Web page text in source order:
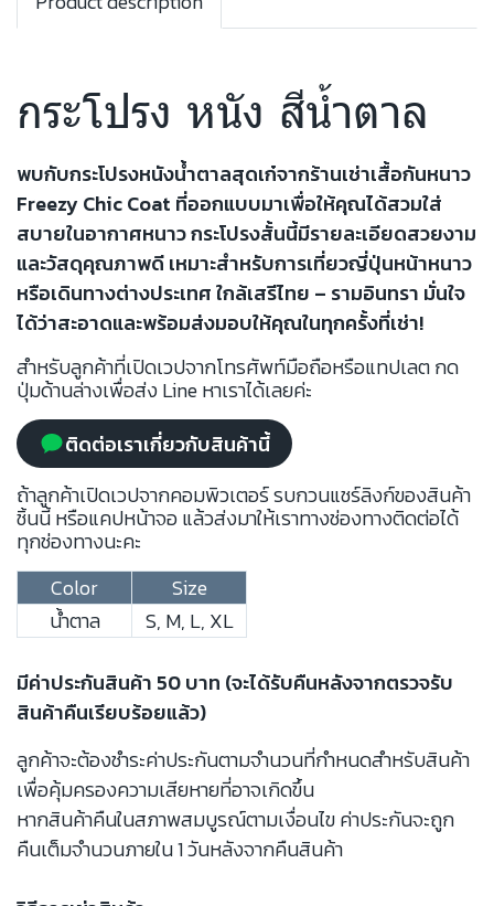
กระโปรง หนัง สีน้ำตาล
พบกับกระโปรงหนังน้ำตาลสุดเก๋จากร้านเช่าเสื้อกันหนาว
Freezy Chic Coat ที่ออกแบบมาเพื่อให้คุณได้สวมใส่
สบายในอากาศหนาว กระโปรงสั้นนี้มีรายละเอียดสวยงาม
และวัสดุคุณภาพดี เหมาะสำหรับการเที่ยวญี่ปุ่นหน้าหนาว
หรือเดินทางต่างประเทศ ใกล้เสรีไทย – รามอินทรา มั่นใจ
ได้ว่าสะอาดและพร้อมส่งมอบให้คุณในทุกครั้งที่เช่า!
สำหรับลูกค้าที่เปิดเวปจากโทรศัพท์มือถือหรือแทปเลต กด
ปุ่มด้านล่างเพื่อส่ง Line หาเราได้เลยค่ะ
ติดต่อเราเกี่ยวกับสินค้านี้
ถ้าลูกค้าเปิดเวปจากคอมพิวเตอร์ รบกวนแชร์ลิงก์ของสินค้า
ชิ้นนี้ หรือแคปหน้าจอ แล้วส่งมาให้เราทางช่องทางติดต่อได้
ทุกช่องทางนะคะ
Color
Size
น้ำตาล
S, M, L, XL
มีค่าประกันสินค้า 50 บาท (จะได้รับคืนหลังจากตรวจรับ
สินค้าคืนเรียบร้อยแล้ว)
ลูกค้าจะต้องชำระค่าประกันตามจำนวนที่กำหนดสำหรับสินค้า
เพื่อคุ้มครองความเสียหายที่อาจเกิดขึ้น
หากสินค้าคืนในสภาพสมบูรณ์ตามเงื่อนไข ค่าประกันจะถูก
คืนเต็มจำนวนภายใน 1 วันหลังจากคืนสินค้า